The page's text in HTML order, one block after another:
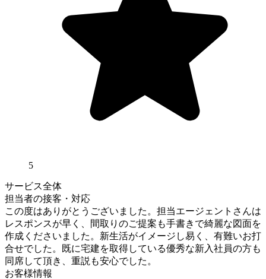
5
サービス全体
担当者の接客・対応
この度はありがとうございました。担当エージェントさんは
レスポンスが早く、間取りのご提案も手書きで綺麗な図面を
作成くださいました。新生活がイメージし易く、有難いお打
合せでした。既に宅建を取得している優秀な新入社員の方も
同席して頂き、重説も安心でした。
お客様情報